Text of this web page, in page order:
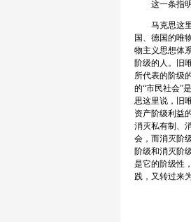
这一条指明
马克思这里
国、德国的唯
物主义思想体
阶级的人。旧
所代表的阶级
的“市民社会”
思这里说，旧
资产阶级利益
消灭私有制、
会，而消灭阶
阶级和消灭阶
是它的阶级性
践，又转过来